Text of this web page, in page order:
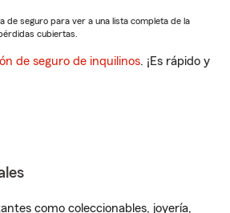
de seguro para ver a una lista completa de la
cubiertas.
de seguro de inquilinos. ¡Es rápido y
como coleccionables, joyería,